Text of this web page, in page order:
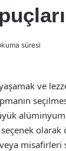
süresi
ve
olarak
misafirleri